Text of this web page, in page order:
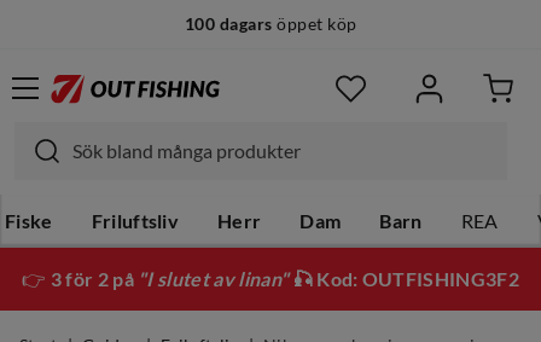
14 dagars fri retur
Fiske Friluftsliv Herr Dam Barn REA
👉 3 för 2 på "I slutet av linan"🎣 Kod: OUTFISHING3F2